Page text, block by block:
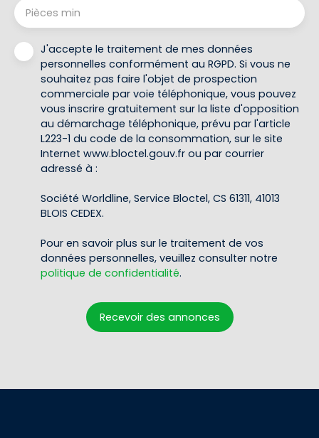
Pièces min
J'accepte le traitement de mes données
personnelles conformément au RGPD. Si vous ne
souhaitez pas faire l'objet de prospection
commerciale par voie téléphonique, vous pouvez
vous inscrire gratuitement sur la liste d'opposition
au démarchage téléphonique, prévu par l'article
L223-1 du code de la consommation, sur le site
Internet www.bloctel.gouv.fr ou par courrier
adressé à :
Société Worldline, Service Bloctel, CS 61311, 41013
BLOIS CEDEX.
Pour en savoir plus sur le traitement de vos
données personnelles, veuillez consulter notre
politique de confidentialité.
Recevoir des annonces